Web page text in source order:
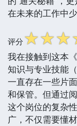
在未来的工作中少
评分☆☆☆
我在接触到这本
知识与专业技能
一直存在一些片
和保管。但通过
这个岗位的复杂
广，不仅需要懂